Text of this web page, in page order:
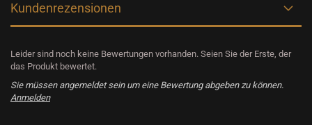
Kundenrezensionen
Leider sind noch keine Bewertungen vorhanden. Seien Sie der Erste, der
das Produkt bewertet.
Sie müssen angemeldet sein um eine Bewertung abgeben zu können.
Anmelden